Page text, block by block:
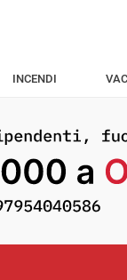
INCENDI